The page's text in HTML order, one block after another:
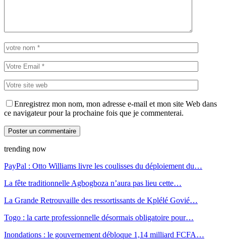
Enregistrez mon nom, mon adresse e-mail et mon site Web dans
ce navigateur pour la prochaine fois que je commenterai.
trending now
PayPal : Otto Williams livre les coulisses du déploiement du…
La fête traditionnelle Agbogboza n’aura pas lieu cette…
La Grande Retrouvaille des ressortissants de Kplélé Govié…
Togo : la carte professionnelle désormais obligatoire pour…
Inondations : le gouvernement débloque 1,14 milliard FCFA…